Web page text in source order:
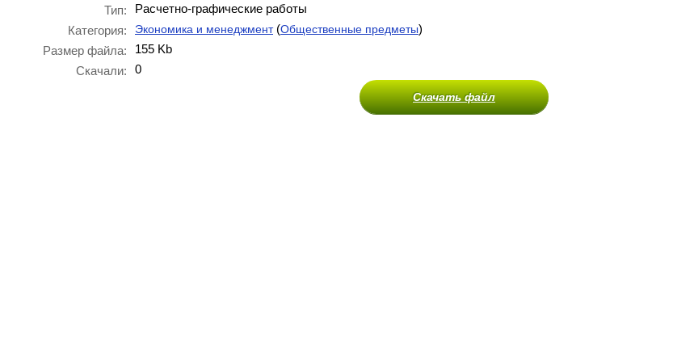
Тип:
Расчетно-графические работы
Категория:
Экономика и менеджмент(Общественные предметы)
Размер файла:
155 Kb
Скачали:
0
Скачать файл